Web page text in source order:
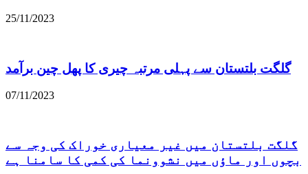
25/11/2023
گلگت بلتستان سے پہلی مرتبہ چیری کا پھل چین برآمد
07/11/2023
گلگت بلتستان میں غیر معیاری خوراک کی وجہ سے
بچوں اور ماؤں میں نشوونما کی کمی کا سامنا ہے